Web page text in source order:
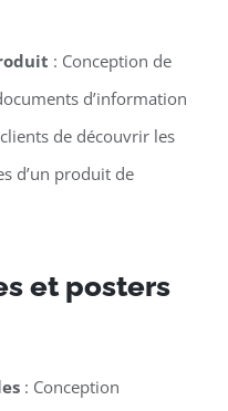
: Conception de
d’information
de découvrir les
d’un produit de
et posters
: Conception